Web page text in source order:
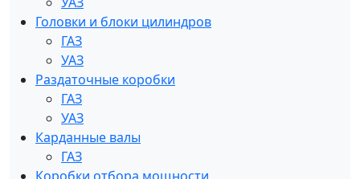
Головки и блоки цилиндров
ГАЗ
УАЗ
Раздаточные коробки
ГАЗ
УАЗ
Карданные валы
ГАЗ